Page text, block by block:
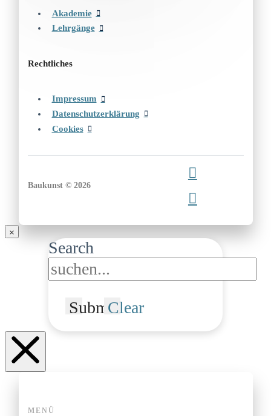
Akademie
Lehrgänge
Rechtliches
Impressum
Datenschutzerklärung
Cookies
Baukunst © 2026
Search
SubmitClear
MENÜ